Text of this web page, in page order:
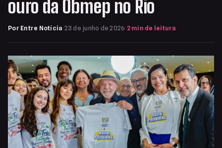
ouro da Obmep no Rio
Por Entre Notícia·23 de junho de 2026·2 min de leitura